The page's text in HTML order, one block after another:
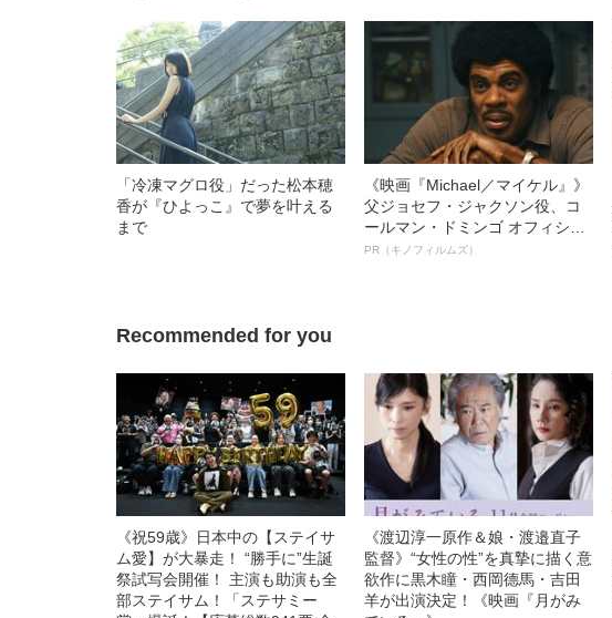
「冷凍マグロ役」だった松本穂
香が『ひよっこ』で夢を叶える
まで
《映画『Michael／マイケル』》
父ジョセフ・ジャクソン役、コ
ールマン・ドミンゴ オフィシャ
ルインタビュー“観客を魅了した
PR（キノフィルムズ）
Recommended for you
《祝59歳》日本中の【ステイサ
ム愛】が大暴走！ “勝手に”生誕
祭試写会開催！ 主演も助演も全
部ステイサム！「ステサミー
《渡辺淳一原作＆娘・渡邉直子
監督》“女性の性”を真摯に描く意
欲作に黒木瞳・西岡德馬・吉田
羊が出演決定！《映画『月がみ